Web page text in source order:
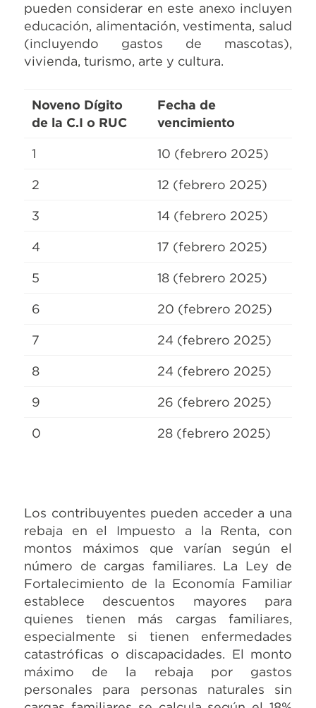
pueden considerar en este anexo incluyen
educación, alimentación, vestimenta, salud
(incluyendo gastos de mascotas),
vivienda, turismo, arte y cultura.
Noveno Dígito
de la C.I o RUC
Fecha de
vencimiento
1 10 (febrero 2025)
2 12 (febrero 2025)
3 14 (febrero 2025)
4 17 (febrero 2025)
5 18 (febrero 2025)
6 20 (febrero 2025)
7 24 (febrero 2025)
8 24 (febrero 2025)
9 26 (febrero 2025)
0 28 (febrero 2025)
Los contribuyentes pueden acceder a una
rebaja en el Impuesto a la Renta, con
montos máximos que varían según el
número de cargas familiares. La Ley de
Fortalecimiento de la Economía Familiar
establece descuentos mayores para
quienes tienen más cargas familiares,
especialmente si tienen enfermedades
catastróficas o discapacidades. El monto
máximo de la rebaja por gastos
personales para personas naturales sin